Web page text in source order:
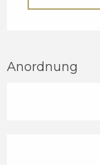
Anordnung